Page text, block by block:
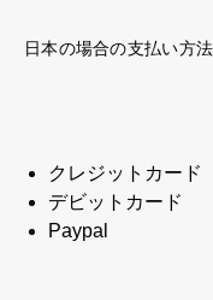
日本の場合の支払い方
クレジットカード
デビットカード
Paypal